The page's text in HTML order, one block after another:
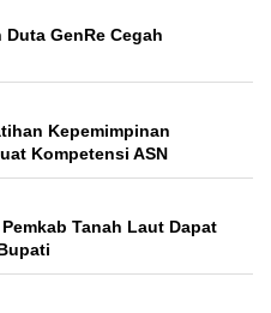
GenRe Cegah
Kepemimpinan
Kompetensi ASN
Tanah Laut Dapat